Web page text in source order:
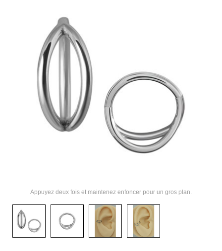
Appuyez deux fois et maintenez enfoncer pour un gros plan.